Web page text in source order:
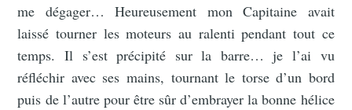
me dégager… Heureusement mon Capitaine avait
laissé tourner les moteurs au ralenti pendant tout ce
temps. Il s’est précipité sur la barre… je l’ai vu
réfléchir avec ses mains, tournant le torse d’un bord
puis de l’autre pour être sûr d’embrayer la bonne hélice